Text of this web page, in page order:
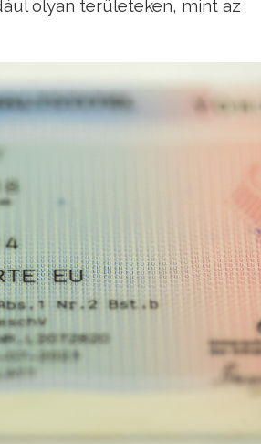
olyan területeken, mint az